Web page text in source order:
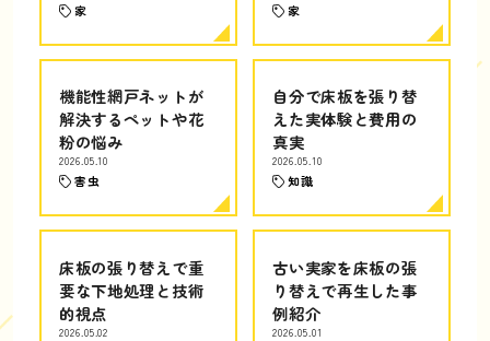
家 家
機能性網戸ネットが
解決するペットや花
粉の悩み
2026.05.10
害虫
自分で床板を張り替
えた実体験と費用の
真実
2026.05.10
知識
床板の張り替えで重
要な下地処理と技術
的視点
2026.05.02
古い実家を床板の張
り替えで再生した事
例紹介
2026.05.01